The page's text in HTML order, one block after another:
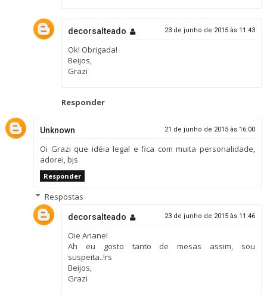
decorsalteado 23 de junho de 2015 às 11:43
Ok! Obrigada!
Beijos,
Grazi
Responder
Unknown 21 de junho de 2015 às 16:00
Oi Grazi que idéia legal e fica com muita personalidade,
adorei, bjs
Responder
Respostas
decorsalteado 23 de junho de 2015 às 11:46
Oie Ariane!
Ah eu gosto tanto de mesas assim, sou
suspeita..!rs
Beijos,
Grazi